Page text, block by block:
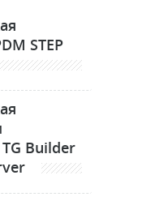
STEP
Builder